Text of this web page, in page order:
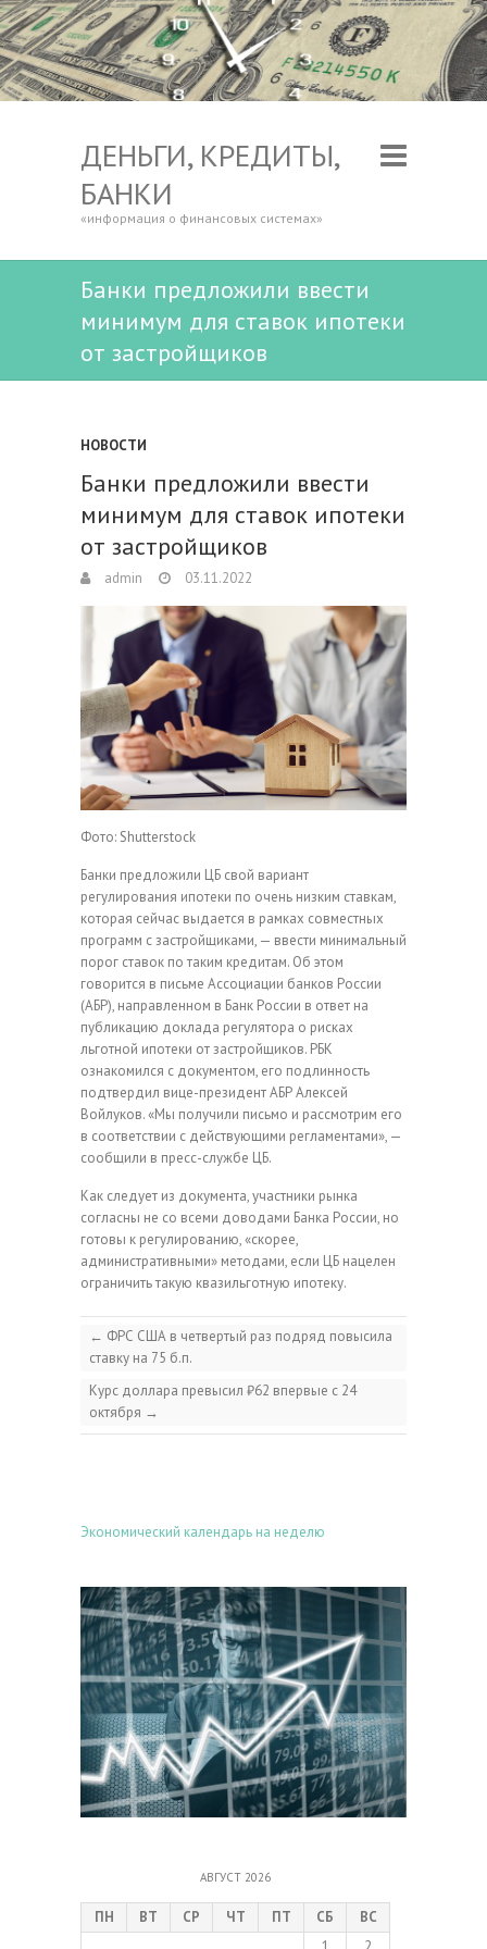
ДЕНЬГИ, КРЕДИТЫ,
БАНКИ
«информация о финансовых системах»
Банки предложили ввести
минимум для ставок ипотеки
от застройщиков
НОВОСТИ
Банки предложили ввести
минимум для ставок ипотеки
от застройщиков
admin 03.11.2022
Фото: Shutterstock
Банки предложили ЦБ свой вариант
регулирования ипотеки по очень низким ставкам,
которая сейчас выдается в рамках совместных
программ с застройщиками, — ввести минимальный
порог ставок по таким кредитам. Об этом
говорится в письме Ассоциации банков России
(АБР), направленном в Банк России в ответ на
публикацию доклада регулятора о рисках
льготной ипотеки от застройщиков. РБК
ознакомился с документом, его подлинность
подтвердил вице-президент АБР Алексей
Войлуков. «Мы получили письмо и рассмотрим его
в соответствии с действующими регламентами», —
сообщили в пресс-службе ЦБ.
Как следует из документа, участники рынка
согласны не со всеми доводами Банка России, но
готовы к регулированию, «скорее,
административными» методами, если ЦБ нацелен
ограничить такую квазильготную ипотеку.
← ФРС США в четвертый раз подряд повысила
ставку на 75 б.п.
Курс доллара превысил ₽62 впервые с 24
октября →
Экономический календарь на неделю
АВГУСТ 2026
ПН ВТ СР ЧТ ПТ СБ
ВС